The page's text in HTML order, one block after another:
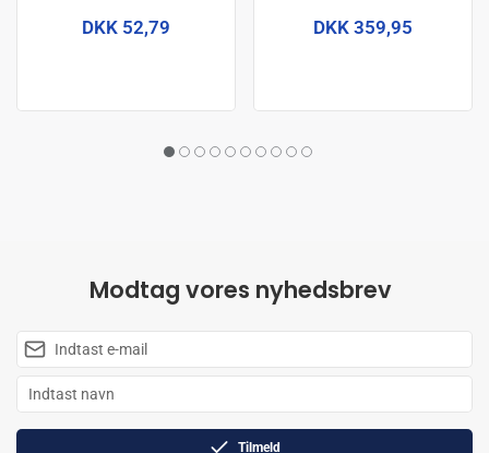
DKK 52,79 DKK 359,95
Modtag vores nyhedsbrev
Tilmeld